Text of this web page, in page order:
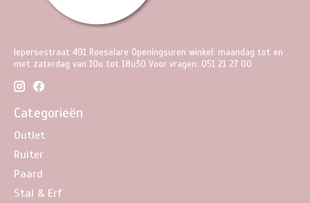
Iepersestraat 491 Roeselare Openingsuren winkel: maandag tot en
met zaterdag van 10u tot 18u30 Voor vragen: 051 21 27 00
Categorieën
Outlet
Ruiter
Paard
Stal & Erf